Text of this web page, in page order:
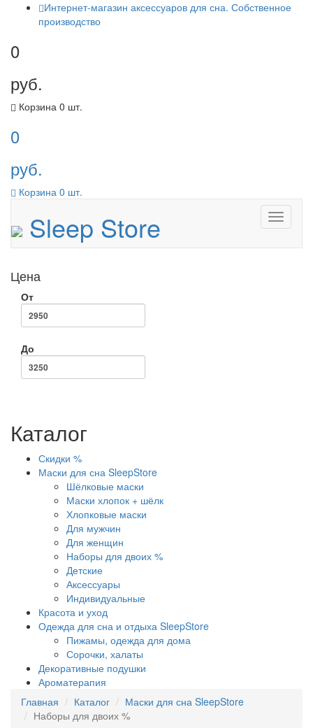
Интернет-магазин аксессуаров для сна. Собственное
производство
0
руб.
Корзина 0 шт.
0
руб.
Корзина 0 шт.
Menu
Sleep Store
Цена
От
До
Каталог
Скидки %
Маски для сна SleepStore
Шёлковые маски
Маски хлопок + шёлк
Хлопковые маски
Для мужчин
Для женщин
Наборы для двоих %
Детские
Аксессуары
Индивидуальные
Красота и уход
Одежда для сна и отдыха SleepStore
Пижамы, одежда для дома
Сорочки, халаты
Декоративные подушки
Ароматерапия
Главная
Каталог
Маски для сна SleepStore
Наборы для двоих %